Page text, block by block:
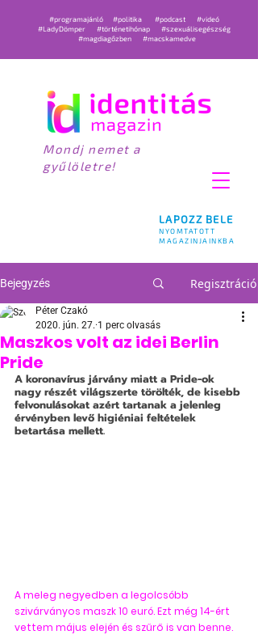
LAPOZZ BELE
NYOMTATOTT
MAGAZINJAINKBA
#programajánló #politika #podcast
#videó
#LadyDömper
#történetihónap
#szexuálisegészség
#magdiagőzben
#macskamedve
Mondj nemet a
gyűlöletre!
Bejegyzés Regisztráció
Maszkos volt az idei Berlin
Pride
Péter Czakó
2020. jún. 27. 1 perc olvasás
A koronavírus járvány miatt a Pride-ok
nagy részét világszerte törölték, de kisebb
felvonulásokat azért tartanak a jelenleg
érvényben levő higiéniai feltételek
betartása mellett.
A meleg negyedben a legolcsóbb
szivárványos maszk 10 euró. Ezt még 14-ért
vettem május elején és szűrő is van benne.